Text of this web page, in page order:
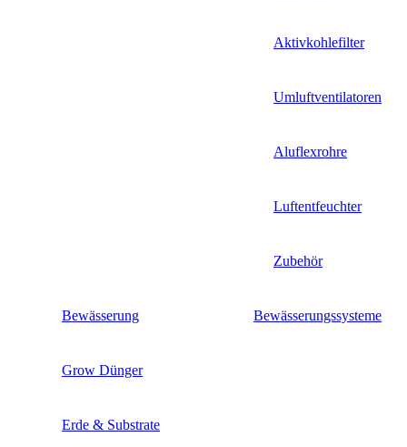
Aktivkohlefilter
Umluftventilatoren
Aluflexrohre
Luftentfeuchter
Zubehör
Bewässerung Bewässerungssysteme
Grow Dünger
Erde & Substrate